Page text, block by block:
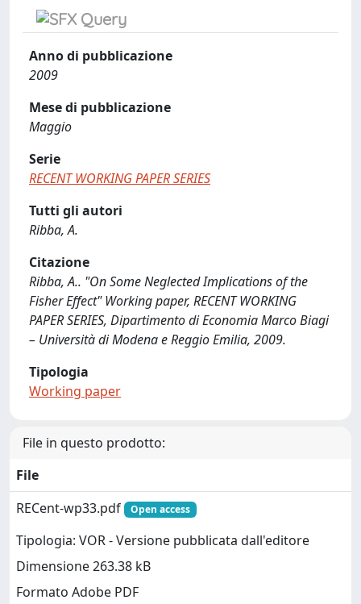
Anno di pubblicazione
2009
Mese di pubblicazione
Maggio
Serie
RECENT WORKING PAPER SERIES
Tutti gli autori
Ribba, A.
Citazione
Ribba, A.. "On Some Neglected Implications of the
Fisher Effect" Working paper, RECENT WORKING
PAPER SERIES, Dipartimento di Economia Marco Biagi
– Università di Modena e Reggio Emilia, 2009.
Tipologia
Working paper
File in questo prodotto:
File
RECent-wp33.pdf
Open access
Tipologia: VOR - Versione pubblicata dall'editore
Dimensione 263.38 kB
Formato Adobe PDF